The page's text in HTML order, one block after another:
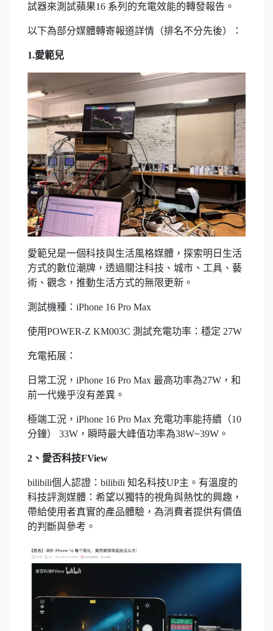
試器來測試蘋果16 系列的充電效能的轉發報告。
以下為部分媒體轉寄報道詳情（排名不分先後）：
1.愛範兒
愛範兒是一個科技與生活風格媒體，探索明日生活
方式的數位潮牌，透過關注科技、城市、工具、藝
術、觀念，推動生活方式的無限更新。
測試機種：iPhone 16 Pro Max
使用POWER-Z KM003C 測試充電功率：穩定 27W
充電拓展：
日常工況，iPhone 16 Pro Max 最高功率為27W，和
前一代幾乎沒有差異。
極端工況，iPhone 16 Pro Max 充電功率能持續（10
分鐘） 33W，瞬時最大峰值功率為38W~39W。
2、愛否科技FView
bilibili個人認證：bilibili 知名科技UP主。有溫度的
科技評測媒體：希望以獨特的視角與熱忱的興趣，
帶給使用者真實的產品體驗，為消費者提供有價值
的判斷與參考。